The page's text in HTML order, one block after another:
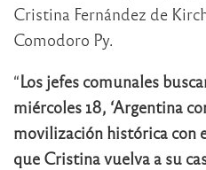
Cristina Fernández de
Comodoro Py.
“Los jefes comunales
miércoles 18, ‘Argentina
movilización histórica con
que Cristina vuelva a su